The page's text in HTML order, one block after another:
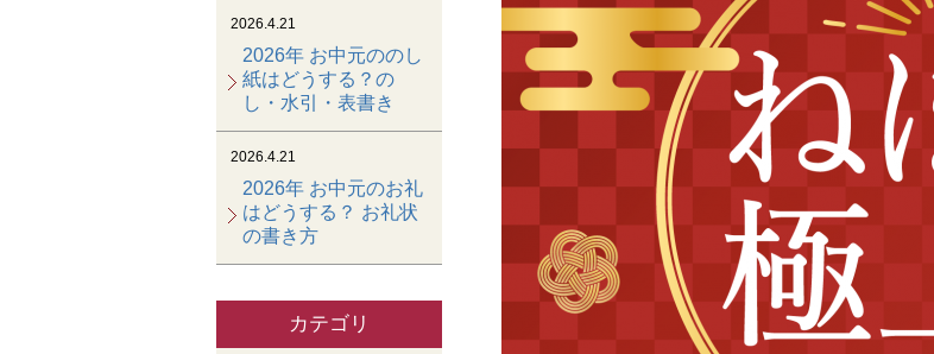
2026.4.21
2026年 お中元ののし
紙はどうする？の
し・水引・表書き
2026.4.21
2026年 お中元のお礼
はどうする？ お礼状
の書き方
カテゴリ